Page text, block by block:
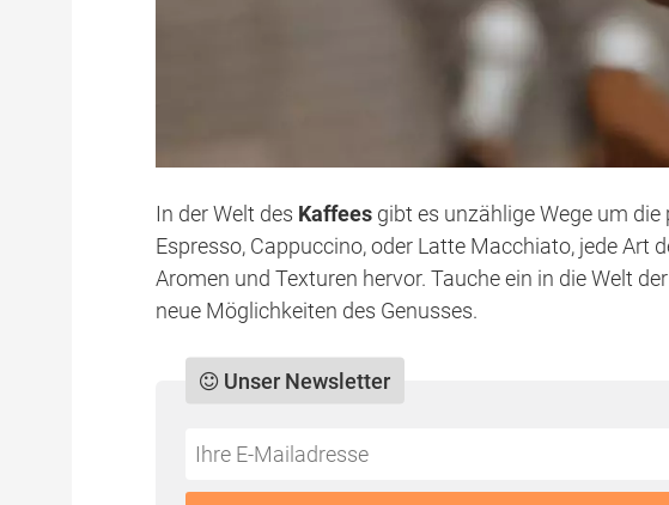
In der Welt des Kaffees gibt es unzählige Wege um
Espresso, Cappuccino, oder Latte Macchiato, jede Art
Aromen und Texturen hervor. Tauche ein in die Welt der
neue Möglichkeiten des Genusses.
Do
Unser Newsletter
*Ihre